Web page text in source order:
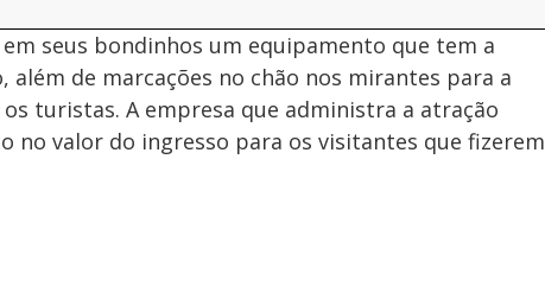
seus bondinhos um equipamento que tem a
de marcações no chão nos mirantes para a
turistas. A empresa que administra a atração
no valor do ingresso para os visitantes que fizerem